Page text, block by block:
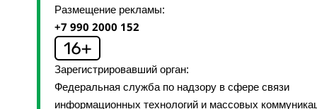
Размещение рекламы:
+7 990 2000 152
Зарегистрировавший орган:
Федеральная служба по надзору в сфере связи
информационных технологий и массовых